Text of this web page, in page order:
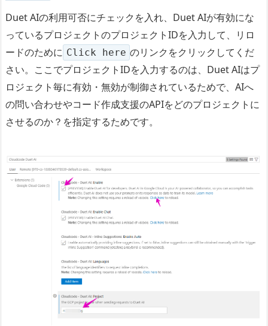
Duet AIの利用可否にチェックを入れ、Duet AIが有効にな
っているプロジェクトのプロジェクトIDを入力して、リロ
ードのために Click here のリンクをクリックしてくだ
さい。ここでプロジェクトIDを入力するのは、Duet AIはプ
ロジェクト毎に有効・無効が制御されているためで、AIへ
の問い合わせやコード作成支援のAPIをどのプロジェクトに
させるのか？を指定するためです。